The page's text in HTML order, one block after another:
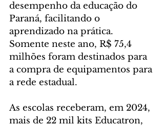
desempenho da educação do
Paraná, facilitando o
aprendizado na prática.
Somente neste ano, R$ 75,4
milhões foram destinados para
a compra de equipamentos para
a rede estadual.
As escolas receberam, em 2024,
mais de 22 mil kits Educatron,